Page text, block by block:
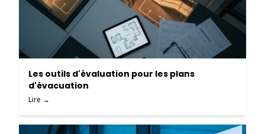
Les outils d'évaluation pour les plans
d'évacuation
Lire →